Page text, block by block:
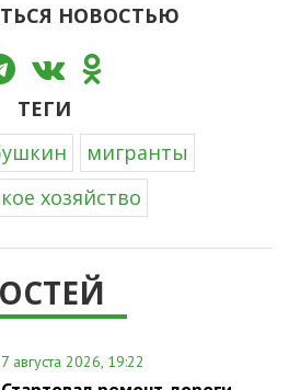
НОВОСТЬЮ
ТЕГИ
мигранты
хозяйство
7 августа 2026, 19:22